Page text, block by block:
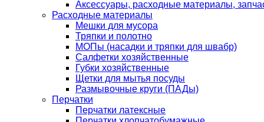
Аксессуары, расходные материалы,
Расходные материалы
Мешки для мусора
Тряпки и полотно
МОПы (насадки и тряпки для швабр)
Салфетки хозяйственные
Губки хозяйственные
Щетки для мытья посуды
Размывочные круги (ПАДы)
Перчатки
Перчатки латексные